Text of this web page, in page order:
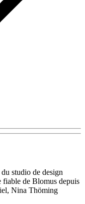
studio de design
fiable de Blomus depuis
Nina Thöming